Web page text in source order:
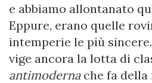
e abbiamo allontanato
Eppure, erano quelle
intemperie le più
vige ancora la lotta di
antimodernache fa della